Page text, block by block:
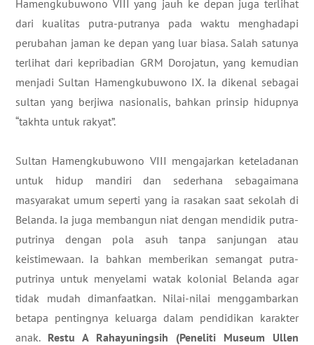
Hamengkubuwono VIII yang jauh ke depan juga terlihat
dari kualitas putra-putranya pada waktu menghadapi
perubahan jaman ke depan yang luar biasa. Salah satunya
terlihat dari kepribadian GRM Dorojatun, yang kemudian
menjadi Sultan Hamengkubuwono IX. Ia dikenal sebagai
sultan yang berjiwa nasionalis, bahkan prinsip hidupnya
“takhta untuk rakyat”.
Sultan Hamengkubuwono VIII mengajarkan keteladanan
untuk hidup mandiri dan sederhana sebagaimana
masyarakat umum seperti yang ia rasakan saat sekolah di
Belanda. Ia juga membangun niat dengan mendidik putra-
putrinya dengan pola asuh tanpa sanjungan atau
keistimewaan. Ia bahkan memberikan semangat putra-
putrinya untuk menyelami watak kolonial Belanda agar
tidak mudah dimanfaatkan. Nilai-nilai menggambarkan
betapa pentingnya keluarga dalam pendidikan karakter
anak. Restu A Rahayuningsih (Peneliti Museum Ullen